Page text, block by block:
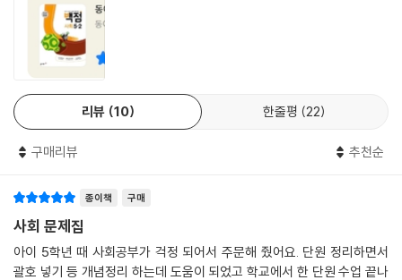
리뷰 10 한줄평 22
구매리뷰 추천순
종이책 구매
사회 문제집
아이 5학년 때 사회공부가 걱정 되어서 주문해 줬어요. 단원 정리하면서
괄호 넣기 등 개념정리 하는데 도움이 되었고 학교에서 한 단원 수업 끝나